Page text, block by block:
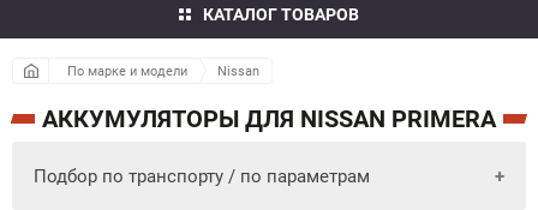
КАТАЛОГ ТОВАРОВ
По марке и модели Nissan
АККУМУЛЯТОРЫ ДЛЯ NISSAN PRIMERA
Подбор по транспорту / по параметрам